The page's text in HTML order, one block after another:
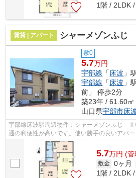
1階 / 2LDK
賃貸 | アパート シャーメゾンふ
敷0
5.7万円
宇部線 「 床波 」
宇部線 「 床波 」
前」 停歩2分
築23年 / 61.60㎡
山口県宇部市床
宇部線床波駅周辺物件：シャーメゾンふじ Ⅱ
通の利便性が高いです。使い勝手の良いアパ
まで徒歩12分でアクセス可能な物件です...
5.7万円 (管
敷金 0ヶ月
1階 / 2LDK